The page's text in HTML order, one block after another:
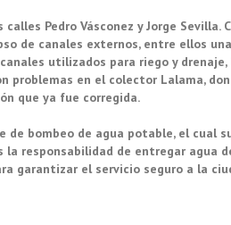
Pedro Vásconez y Jorge Sevilla.
de canales externos, entre ellos
utilizados para riego y
problemas en el colector Lalama,
que ya fue corregida.
bombeo de agua potable, el cual
la responsabilidad de entregar agua
garantizar el servicio seguro a la